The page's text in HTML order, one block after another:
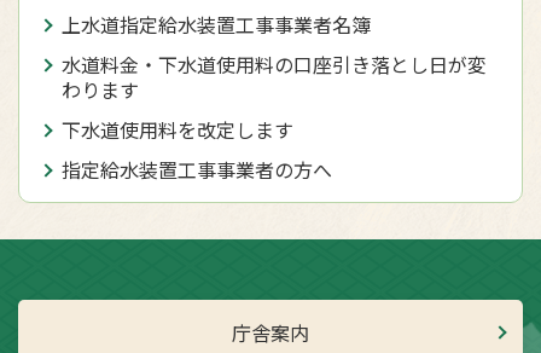
上水道指定給水装置工事事業者名簿
水道料金・下水道使用料の口座引き落とし日が変
わります
下水道使用料を改定します
指定給水装置工事事業者の方へ
庁舎案内